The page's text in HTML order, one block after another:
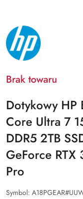
NAZWA
PRODUCENTA:
HP
Brak towaru
Dotykowy HP
Core Ultra 7
DDR5 2TB
GeForce
Pro
Symbol: